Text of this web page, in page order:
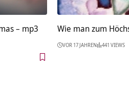
– mp3
Wie man zum
VOR 17 JAHREN 441 VIEWS